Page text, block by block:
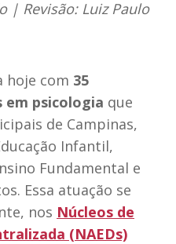
| Revisão: Luiz Paulo
hoje com 35
psicologia que
de Campinas,
Infantil,
Fundamental e
Essa atuação se
nos Núcleos de
(NAEDs)